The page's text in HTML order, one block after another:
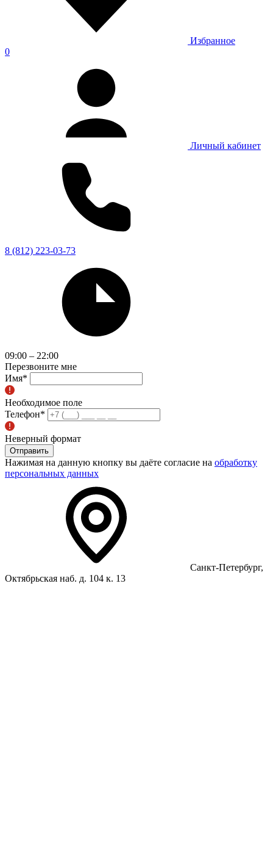
Избранное
0
Личный кабинет
8 (812) 223-03-73
09:00 – 22:00
Перезвоните мне
Имя*
Необходимое поле
Телефон*
Неверный формат
Отправить
Нажимая на данную кнопку вы даёте согласие на обработку
персональных данных
Санкт-Петербург,
Октябрьская наб. д. 104 к. 13